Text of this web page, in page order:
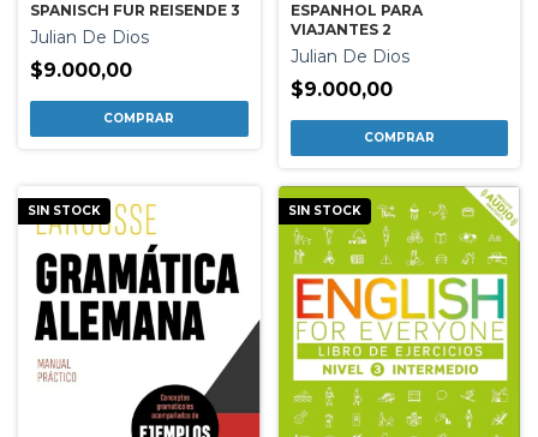
SPANISCH FUR REISENDE 3
Julian De Dios
$9.000,00
ESPANHOL PARA
VIAJANTES 2
Julian De Dios
$9.000,00
SIN STOCK SIN STOCK